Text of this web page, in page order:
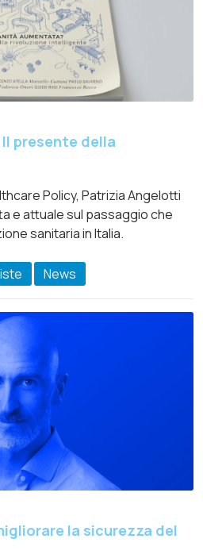
presente della
Policy, Patrizia Angelotti
e attuale sul passaggio che
sanitaria in Italia.
News
la sicurezza del